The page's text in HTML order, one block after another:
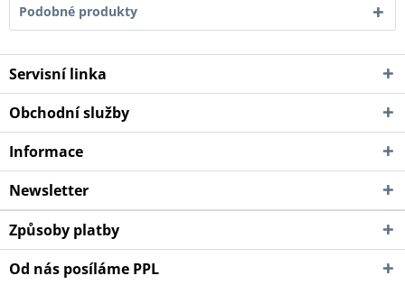
Podobné produkty
Servisní linka
Obchodní služby
Informace
Newsletter
Způsoby platby
Od nás posíláme PPL